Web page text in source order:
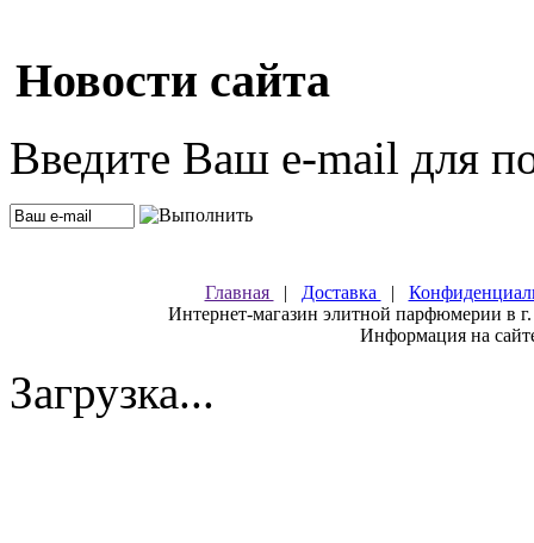
Новости сайта
Введите Ваш e-mail для
Главная | Доставка |
Интернет-магазин элитной парфюмерии в
Информация на
Загрузка...